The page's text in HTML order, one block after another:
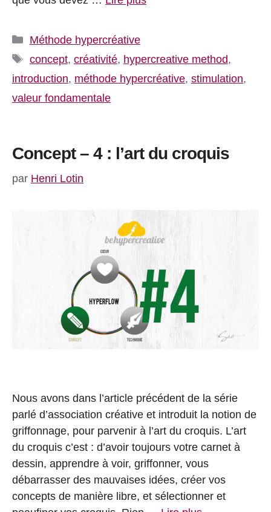
Catégories
Méthode hypercréative
Étiquettes
concept, créativité, hypercreative method,
introduction, méthode hypercréative, stimulation,
valeur fondamentale
Concept – 4 : l’art du croquis
par Henri Lotin
Nous avons dans l’article précédent de la série
parlé d’association créative et introduit la notion de
griffonnage, pour parvenir à l’art du croquis. L’art
du croquis c’est : d’avoir toujours votre carnet à
dessin, apprendre à voir, griffonner, vous
débarrasser des mauvaises idées, créer vos
concepts de manière libre, et sélectionner et